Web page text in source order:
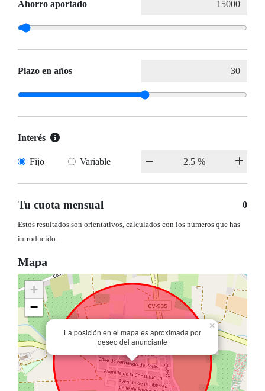
Ahorro aportado
Plazo en años
Interés
Fijo Variable
Tu cuota mensual 0
Estos resultados son orientativos, calculados con los números que has
introducido.
Mapa
La posición en el mapa es aproximada por
deseo del anunciante
×
+
−